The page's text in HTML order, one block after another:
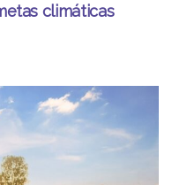
climáticas